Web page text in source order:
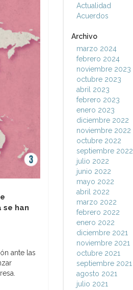
se han
ante las
Actualidad
Acuerdos
Archivo
marzo 2024
febrero 2024
noviembre 2023
octubre 2023
abril 2023
febrero 2023
enero 2023
diciembre 2022
noviembre 2022
octubre 2022
septiembre 2022
julio 2022
junio 2022
mayo 2022
abril 2022
marzo 2022
febrero 2022
enero 2022
diciembre 2021
noviembre 2021
octubre 2021
septiembre 2021
agosto 2021
julio 2021